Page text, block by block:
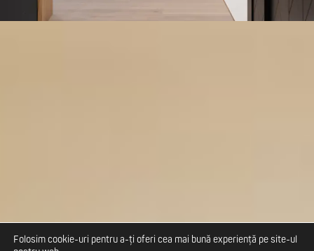
Folosim cookie-uri pentru a-ți oferi cea mai bună experiență pe site-ul